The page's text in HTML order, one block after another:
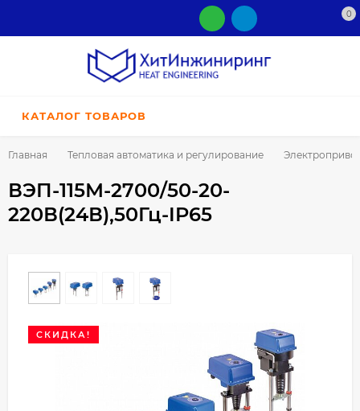
0
КАТАЛОГ ТОВАРОВ
Главная Тепловая автоматика и регулирование
ВЭП-115М-2700/50-20-
220В(24В),50Гц-IP65
СКИДКА!